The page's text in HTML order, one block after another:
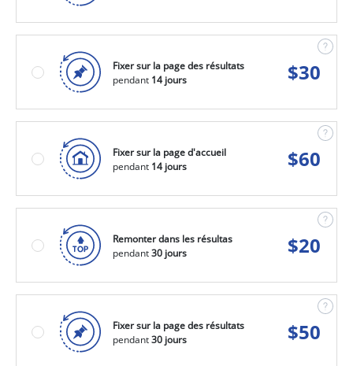
Fixer sur la page des résultats
pendant 14 jours $30
Fixer sur la page d'accueil
pendant 14 jours $60
Remonter dans les résultas
pendant30 jours $20
Fixer sur la page des résultats
pendant30 jours $50